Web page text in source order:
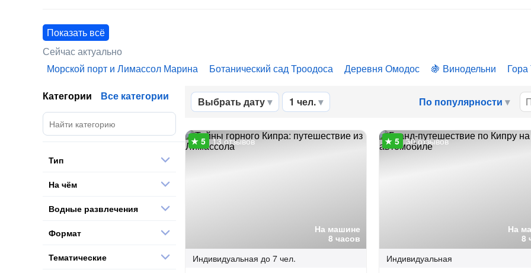
Показать всё
Сейчас актуально
Морской порт и Лимассол Марина
Ботанический сад Троодоса Деревня Омодос Винодельни
Выбрать дату 1 чел. По популярности
На машине
8 часов
13 отзывов
Индивидуальная до 7 чел.
На
8
30 отзывов
Индивидуальная
Категории Все категории
Тип
На чём
Водные развлечения
Формат
Тематические